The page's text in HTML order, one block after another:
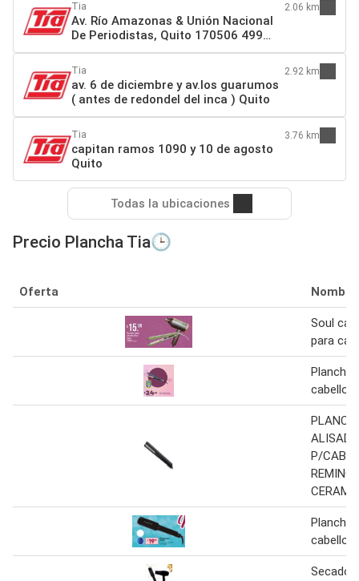
Tia
Av. Río Amazonas & Unión Nacional
De Periodistas, Quito 170506 499
Quito
2.06 km
Tia
av. 6 de diciembre y av.los guarumos
( antes de redondel del inca ) Quito
2.92 km
Tia
capitan ramos 1090 y 10 de agosto
Quito
3.76 km
Todas la ubicaciones
Precio Plancha Tia🕒
Oferta Nombre
Soul
para
Plancha
cabello
P/
Plancha
cabello